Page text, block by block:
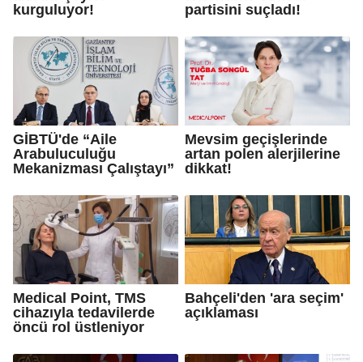
kurguluyor!
partisini suçladı!
GİBTÜ'de “Aile
Arabuluculuğu
Mekanizması Çalıştayı”
Mevsim geçişlerinde
artan polen alerjilerine
dikkat!
Medical Point, TMS
cihazıyla tedavilerde
öncü rol üstleniyor
Bahçeli'den 'ara seçim'
açıklaması